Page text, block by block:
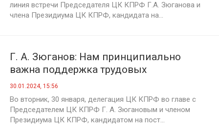
линия встречи Председателя ЦК КПРФ Г.А. Зюганова и
члена Президиума ЦК КПРФ, кандидата на...
Г. А. Зюганов: Нам принципиально
важна поддержка трудовых
коллективов!
30.01.2024, 15:56
Во вторник, 30 января, делегация ЦК КПРФ во главе с
Председателем ЦК КПРФ Г. А. Зюгановым и членом
Президиума ЦК КПРФ, кандидатом на пост...